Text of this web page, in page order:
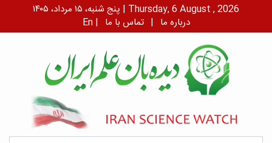
پنج شنبه، ۱۵ مرداد، ۱۴۰۵ | Thursday, 6 August , 2026
En | درباره ما | تماس با ما